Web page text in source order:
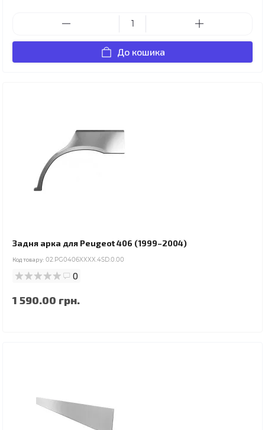
До кошика
Задня арка для Peugeot 406 (1999–2004)
Код товару: 02.PG0406XXXX.4SD.0.00
0
1 590.00 грн.